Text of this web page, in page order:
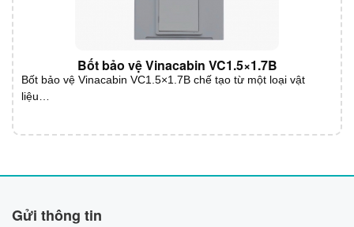
Bốt bảo vệ Vinacabin VC1.5×1.7B
Bốt bảo vệ Vinacabin VC1.5×1.7B chế tạo từ một loại vật
liệu…
Gửi thông tin